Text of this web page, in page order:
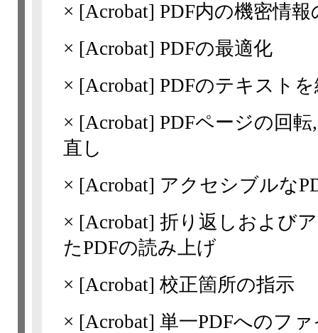
× [Acrobat] PDF内の機密情報
× [Acrobat] PDFの最適化
× [Acrobat] PDFのテキスト
× [Acrobat] PDFページの回
直し
× [Acrobat] アクセシブルな
× [Acrobat] 折り返しおよび
たPDFの読み上げ
× [Acrobat] 校正箇所の指示
× [Acrobat] 単一PDFへのフ